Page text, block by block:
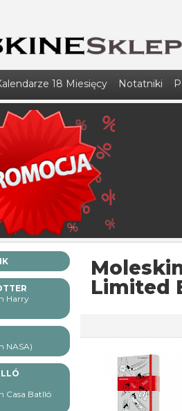
18 Miesięcy Notatniki
Harry
NASA)
Casa Batlló
Limited